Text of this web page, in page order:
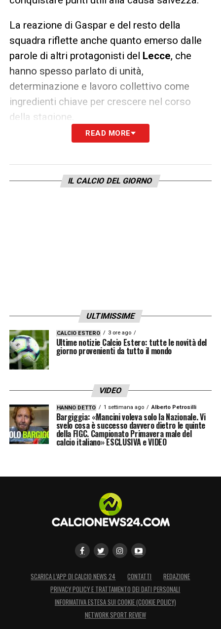
La reazione di Gaspar e del resto della
squadra riflette anche quanto emerso dalle
parole di altri protagonisti del Lecce, che
hanno spesso parlato di unità,
determinazione e lavoro collettivo come
ingredienti chiave per crescere nel corso
della stagione.
Leccesembra aver imboccato
migliorando nei meccanismi, l’intesa
difensiva cresce e il morale è alto in vista
READ MORE
IL CALCIO DEL GIORNO
ULTIMISSIME
CALCIO ESTERO 3 ore ago
Ultime notizie Calcio Estero: tutte le novità del
giorno provenienti da tutto il mondo
VIDEO
HANNO DETTO 1 settimana ago Alberto Petrosilli
Bargiggia: «Mancini voleva solo la Nazionale. Vi
svelo cosa è successo davvero dietro le quinte
della FIGC. Campionato Primavera male del
calcio italiano» ESCLUSIVA e VIDEO
SCARICA L’APP DI CALCIO NEWS 24 CONTATTI
REDAZIONE
PRIVACY POLICY E TRATTAMENTO DEI DATI PERSONALI
INFORMATIVA ESTESA SUI COOKIE (COOKIE POLICY)
NETWORK SPORT REVIEW